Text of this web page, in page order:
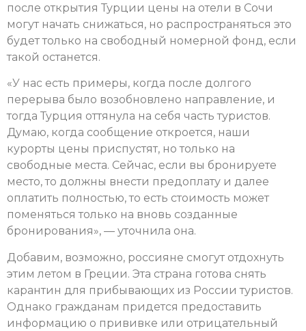
после открытия Турции цены на отели в Сочи
могут начать снижаться, но распространяться это
будет только на свободный номерной фонд, если
такой останется.
«У нас есть примеры, когда после долгого
перерыва было возобновлено направление, и
тогда Турция оттянула на себя часть туристов.
Думаю, когда сообщение откроется, наши
курорты цены приспустят, но только на
свободные места. Сейчас, если вы бронируете
место, то должны внести предоплату и далее
оплатить полностью, то есть стоимость может
поменяться только на вновь созданные
бронирования», — уточнила она.
Добавим, возможно, россияне смогут отдохнуть
этим летом в Греции. Эта страна готова снять
карантин для прибывающих из России туристов.
Однако гражданам придется предоставить
информацию о прививке или отрицательный